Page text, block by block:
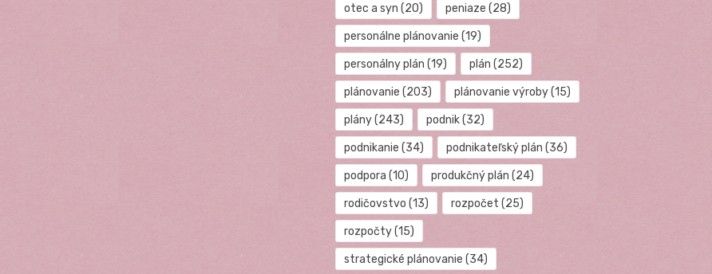
otec a syn (20) peniaze (28)
personálne plánovanie (19)
personálny plán (19) plán (252)
plánovanie (203) plánovanie výroby(15)
plány(243) podnik(32)
podnikanie (34) podnikateľský plán (36)
podpora (10) produkčný plán (24)
rodičovstvo (13) rozpočet (25)
rozpočty(15)
strategické plánovanie (34)